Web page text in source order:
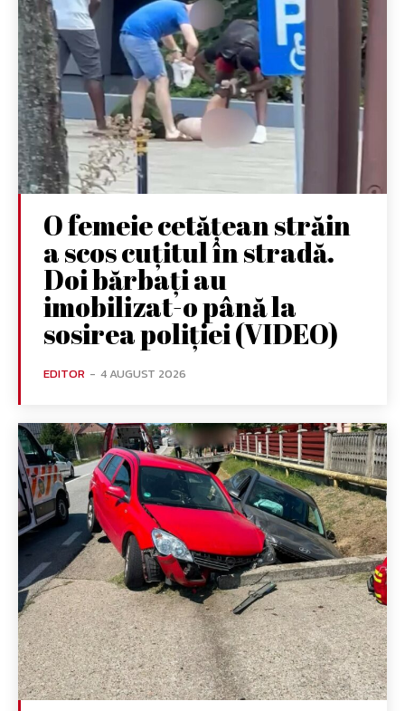
O femeie cetățean străin
a scos cuțitul în stradă.
Doi bărbați au
imobilizat-o până la
sosirea poliției (VIDEO)
EDITOR - 4 AUGUST 2026